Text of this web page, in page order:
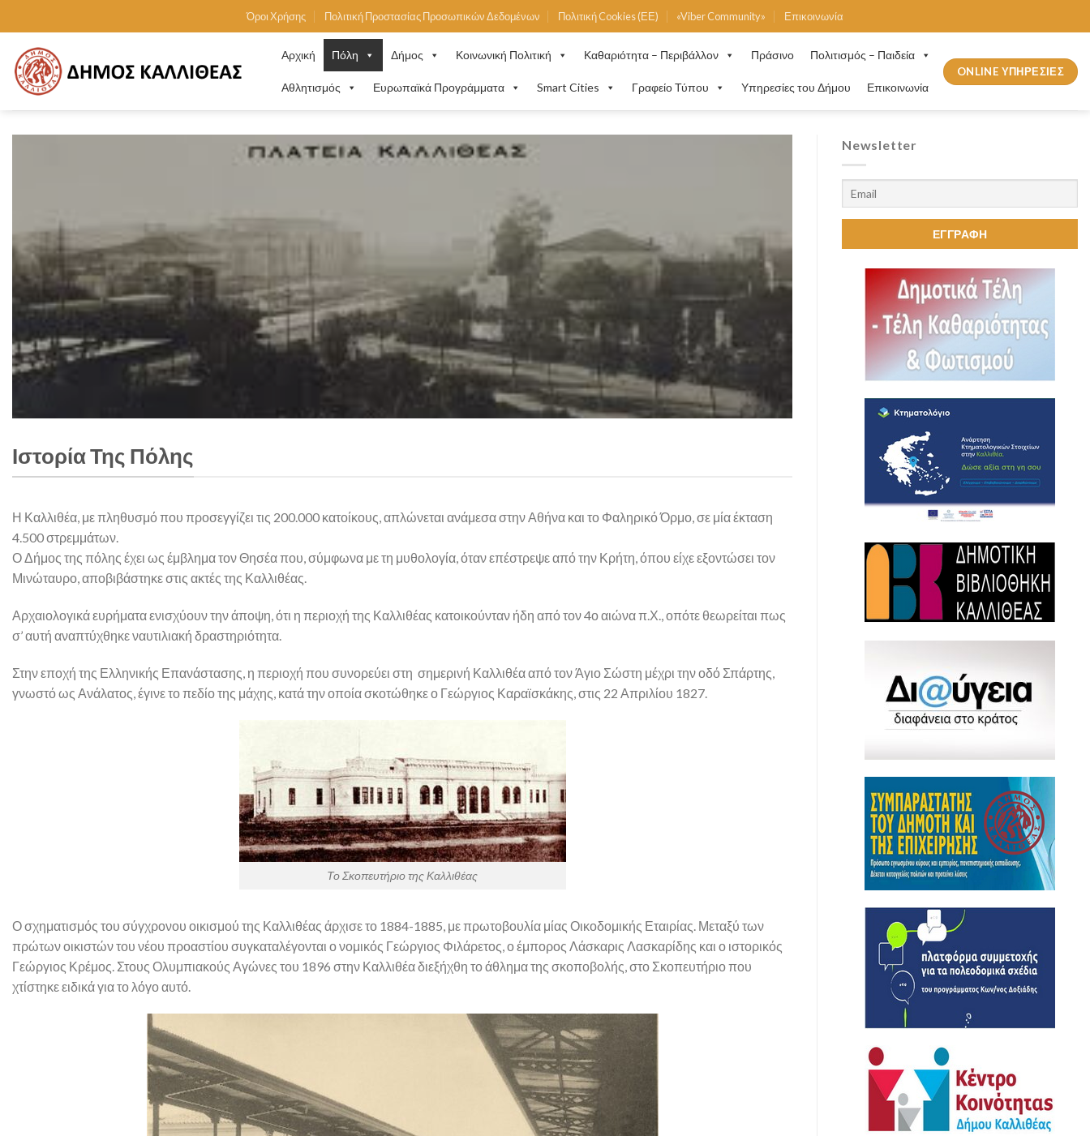
to
content
Όροι Χρήσης Πολιτική Προστασίας Προσωπικών Δεδομένων Πολιτική Cookies (ΕΕ) «Viber Community» Επικοινωνία
Αρχική Πόλη Δήμος Κοινωνική Πολιτική Καθαριότητα – Περιβάλλον Πράσινο Πολιτισμός – Παιδεία
Αθλητισμός Ευρωπαϊκά Προγράμματα Smart Cities Γραφείο Τύπου Υπηρεσίες του Δήμου Επικοινωνία
ONLINE ΥΠΗΡΕΣΙΕΣ
Ιστορία Της Πόλης
Η Καλλιθέα, με πληθυσμό που προσεγγίζει τις 200.000 κατοίκους, απλώνεται ανάμεσα στην Αθήνα και το Φαληρικό Όρμο, σε μία έκταση
4.500 στρεμμάτων.
Ο Δήμος της πόλης έχει ως έμβλημα τον Θησέα που, σύμφωνα με τη μυθολογία, όταν επέστρεψε από την Κρήτη, όπου είχε εξοντώσει τον
Μινώταυρο, αποβιβάστηκε στις ακτές της Καλλιθέας.
Αρχαιολογικά ευρήματα ενισχύουν την άποψη, ότι η περιοχή της Καλλιθέας κατοικούνταν ήδη από τον 4ο αιώνα π.Χ., οπότε θεωρείται πως
σ’ αυτή αναπτύχθηκε ναυτιλιακή δραστηριότητα.
Στην εποχή της Ελληνικής Επανάστασης, η περιοχή που συνορεύει στη σημερινή Καλλιθέα από τον Άγιο Σώστη μέχρι την οδό Σπάρτης,
γνωστό ως Ανάλατος, έγινε το πεδίο της μάχης, κατά την οποία σκοτώθηκε ο Γεώργιος Καραϊσκάκης, στις 22 Απριλίου 1827.
Το Σκοπευτήριο της Καλλιθέας
Ο σχηματισμός του σύγχρονου οικισμού της Καλλιθέας άρχισε το 1884-1885, με πρωτοβουλία μίας Οικοδομικής Εταιρίας. Μεταξύ των
πρώτων οικιστών του νέου προαστίου συγκαταλέγονται ο νομικός Γεώργιος Φιλάρετος, ο έμπορος Λάσκαρις Λασκαρίδης και ο ιστορικός
Γεώργιος Κρέμος. Στους Ολυμπιακούς Αγώνες του 1896 στην Καλλιθέα διεξήχθη το άθλημα της σκοποβολής, στο Σκοπευτήριο που
χτίστηκε ειδικά για το λόγο αυτό.
Newsletter